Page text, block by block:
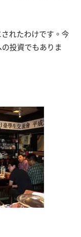
されたわけです。今
投資でもありま